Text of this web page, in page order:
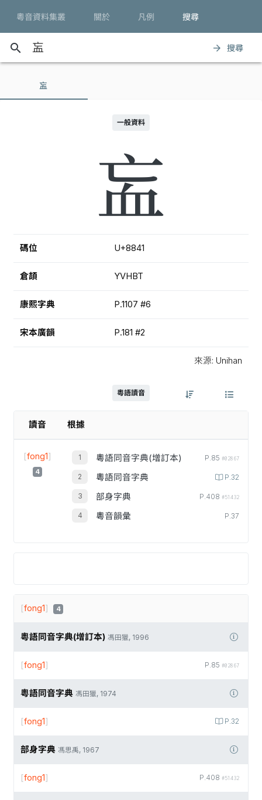
粵音資料集叢 關於 凡例 搜尋
search arrow_forward 搜尋
衁
一般資料
衁
碼位 U+8841
倉頡 YVHBT
康熙字典 P.1107 #6
宋本廣韻 P.181 #2
來源: Unihan
粵語讀音
讀音 根據
[fong1]
4
粵語同音字典(增訂本) P.85 #02867
粵語同音字典 P.32
部身字典 P.408 #51432
粵音韻彙 P.37
[fong1] 4
粵語同音字典(增訂本) 馮田獵, 1996
P.85 #02867
[fong1]
粵語同音字典 馮田獵, 1974
P.32
[fong1]
部身字典 馮思禹, 1967
P.408 #51432
[fong1]